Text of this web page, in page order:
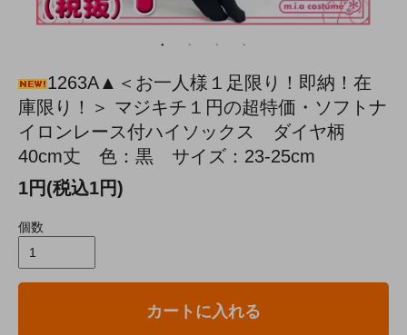
1263A▲＜お一人様１足限り！即納！在
庫限り！＞ マジキチ１円の超特価・ソフトナ
イロンレース付ハイソックス ダイヤ柄
40cm丈 色：黒 サイズ：23-25cm
1円(税込1円)
個数
カートに入れる